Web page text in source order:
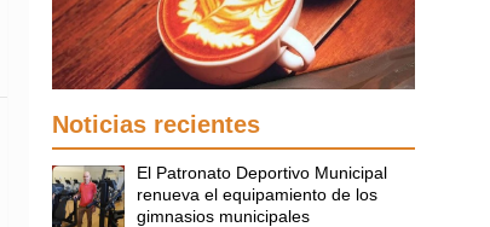
Noticias recientes
El Patronato Deportivo Municipal
renueva el equipamiento de los
gimnasios municipales